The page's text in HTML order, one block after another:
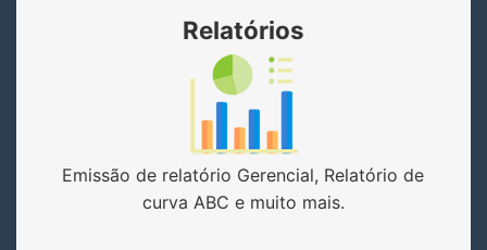
Relatórios
Emissão de relatório Gerencial, Relatório de
curva ABC e muito mais.